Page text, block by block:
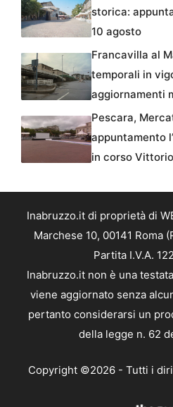
storica:
10 agosto
Francavilla al
temporali in
aggiornamenti
Pescara,
appuntamento
in corso
Inabruzzo.it di proprietà di
Marchese 10, 00141 Roma
Partita I.V.A.
Inabruzzo.it non è una
viene aggiornato senza
pertanto considerarsi un
della legge n. 62
Copyright ©2026 - Tutti i